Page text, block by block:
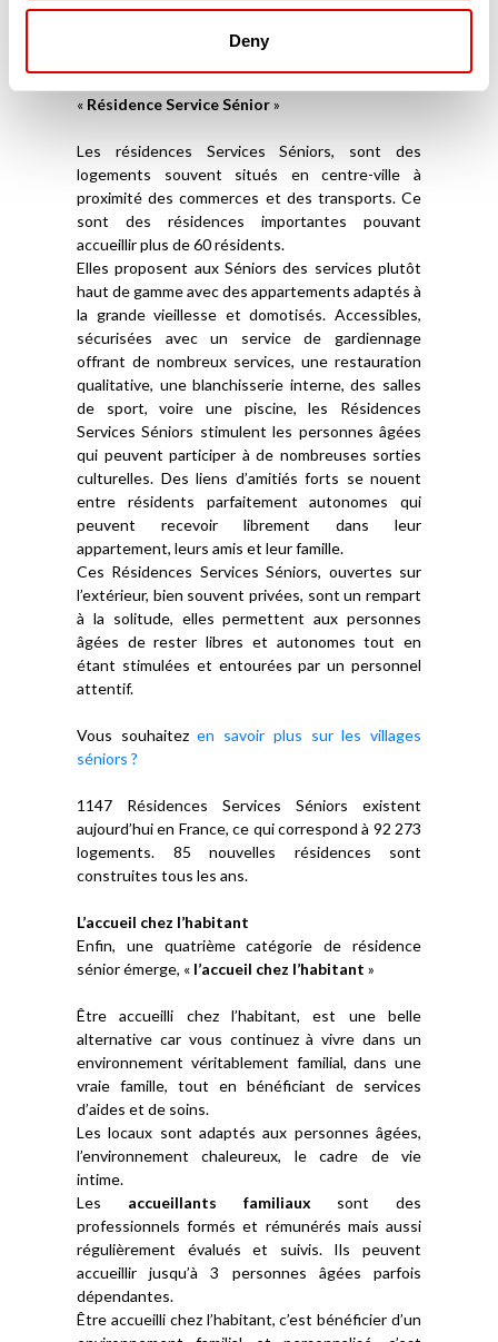
Deny
ne font pas partie du secteur médico-social.
« Résidence Service Sénior»
Les résidences Services Séniors, sont des
logements souvent situés en centre-ville à
proximité des commerces et des transports. Ce
sont des résidences importantes pouvant
accueillir plus de 60 résidents.
Elles proposent aux Séniors des services plutôt
haut de gamme avec des appartements adaptés à
la grande vieillesse et domotisés. Accessibles,
sécurisées avec un service de gardiennage
offrant de nombreux services, une restauration
qualitative, une blanchisserie interne, des salles
de sport, voire une piscine, les Résidences
Services Séniors stimulent les personnes âgées
qui peuvent participer à de nombreuses sorties
culturelles. Des liens d’amitiés forts se nouent
entre résidents parfaitement autonomes qui
peuvent recevoir librement dans leur
appartement, leurs amis et leur famille.
Ces Résidences Services Séniors, ouvertes sur
l’extérieur, bien souvent privées, sont un rempart
à la solitude, elles permettent aux personnes
âgées de rester libres et autonomes tout en
étant stimulées et entourées par un personnel
attentif.
Vous souhaitezen savoir plus sur les villages
séniors ?
1147 Résidences Services Séniors existent
aujourd’hui en France, ce qui correspond à 92 273
logements. 85 nouvelles résidences sont
construites tous les ans.
L’accueil chez l’habitant
Enfin, une quatrième catégorie de résidence
sénior émerge, « l’accueil chez l’habitant »
Être accueilli chez l’habitant, est une belle
alternative car vous continuez à vivre dans un
environnement véritablement familial, dans une
vraie famille, tout en bénéficiant de services
d’aides et de soins.
Les locaux sont adaptés aux personnes âgées,
l’environnement chaleureux, le cadre de vie
intime.
Les accueillants familiaux sont des
professionnels formés et rémunérés mais aussi
régulièrement évalués et suivis. Ils peuvent
accueillir jusqu’à 3 personnes âgées parfois
dépendantes.
Être accueilli chez l’habitant, c’est bénéficier d’un